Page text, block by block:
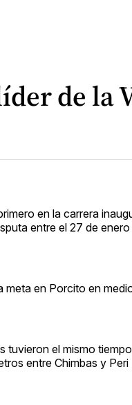
de la
en la carrera
entre el 27 de
en Porcito en
el mismo
entre Chimbas y